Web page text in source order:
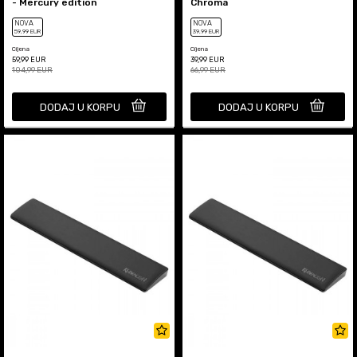
- Mercury edition
NOVA
59,99 EUR
Cijena
59,99 EUR
104,99EUR
DODAJ U KORPU
Chroma
NOVA
39,99 EUR
Cijena
39,99 EUR
66,99EUR
DODAJ U KORPU